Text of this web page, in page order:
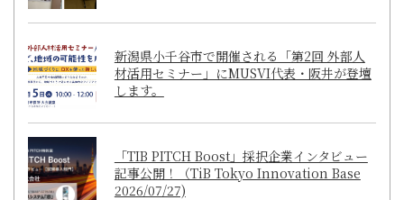
新潟県小千谷市で開催される「第2回 外部人
材活用セミナー」にMUSVI代表・阪井が登壇
します。
「TIB PITCH Boost」採択企業インタビュー
記事公開！（TiB Tokyo Innovation Base
2026/07/27)